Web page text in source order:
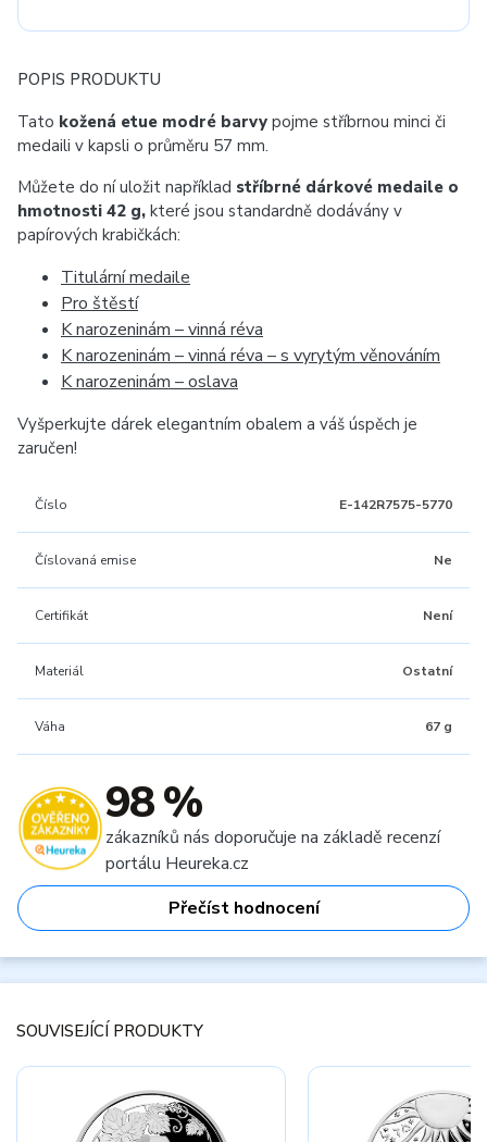
POPIS PRODUKTU
Tato kožená etue modré barvy pojme stříbrnou minci či
medaili v kapsli o průměru 57 mm.
Můžete do ní uložit například stříbrné dárkové medaile o
hmotnosti 42 g, které jsou standardně dodávány v
papírových krabičkách:
Titulární medaile
Pro štěstí
K narozeninám – vinná réva
K narozeninám – vinná réva – s vyrytým věnováním
K narozeninám – oslava
Vyšperkujte dárek elegantním obalem a váš úspěch je
zaručen!
Číslo E-142R7575-5770
Číslovaná emise Ne
Certifikát Není
Materiál Ostatní
Váha 67 g
98 %
zákazníků nás doporučuje na základě recenzí
portálu Heureka.cz
Přečíst hodnocení
SOUVISEJÍCÍ PRODUKTY